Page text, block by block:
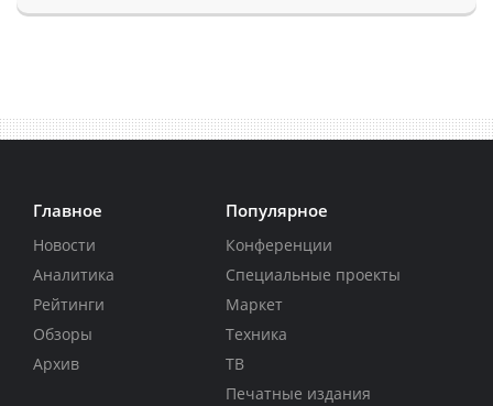
Главное
Новости
Аналитика
Рейтинги
Обзоры
Архив
Популярное
Конференции
Специальные проекты
Маркет
Техника
ТВ
Печатные издания